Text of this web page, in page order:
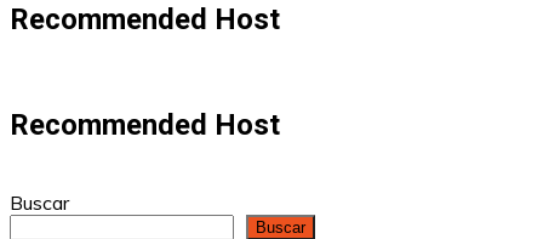
Recommended Host
Recommended Host
Buscar
Buscar